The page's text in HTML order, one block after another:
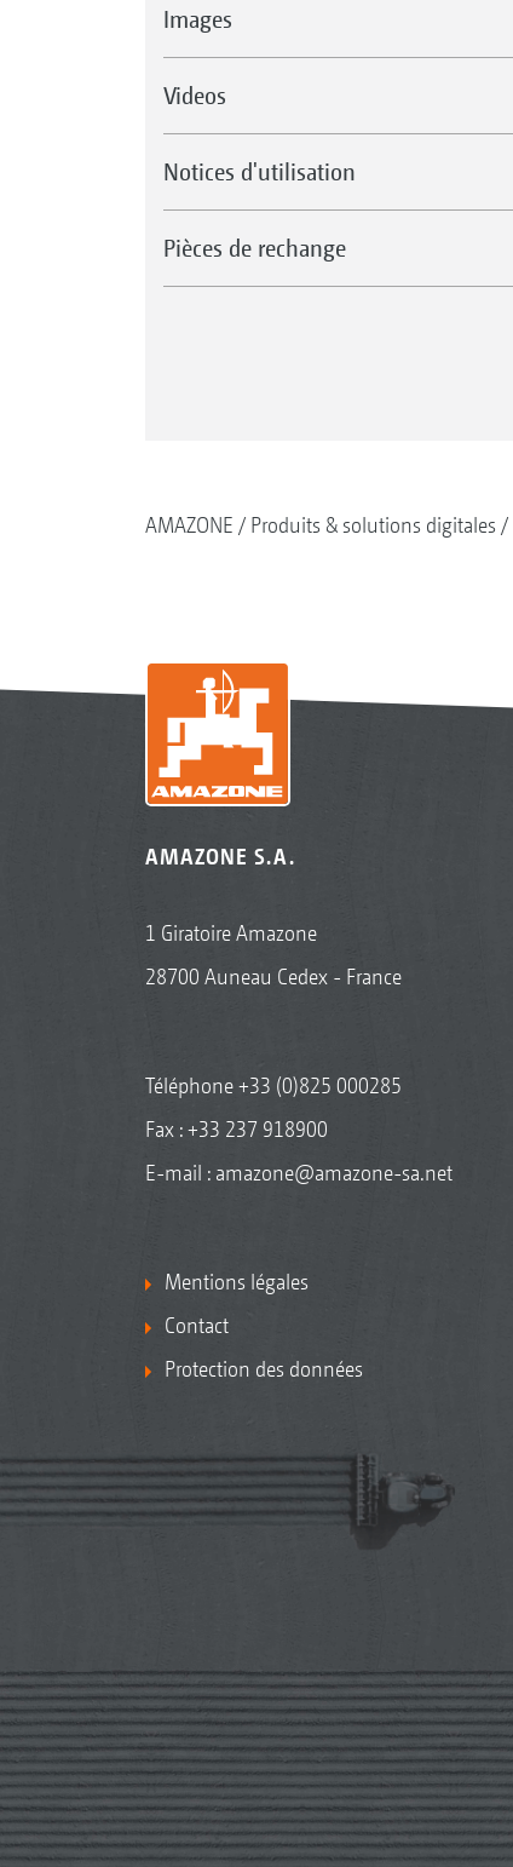
Images
Videos
Notices d'utilisation
Pièces de rechange
AMAZONE Produits & solutions digitales
AMAZONE S.A.
1 Giratoire Amazone
28700 Auneau Cedex - France
Téléphone+33 (0)825 000285
Fax : +33 237 918900
E-mail : amazone@amazone-sa.net
Mentions légales
Contact
Protection des données